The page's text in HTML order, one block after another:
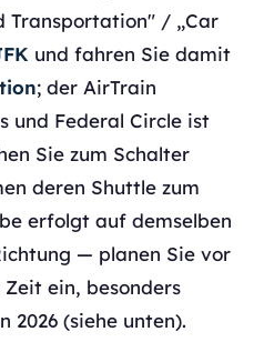
Transportation" / „Car
und fahren Sie damit
; der AirTrain
und Federal Circle ist
Sie zum Schalter
deren Shuttle zum
erfolgt auf demselben
— planen Sie vor
ein, besonders
2026 (siehe unten).